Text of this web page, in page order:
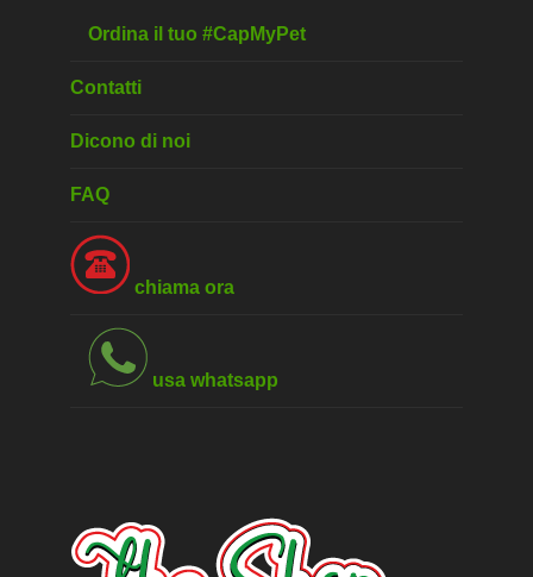
Ordina il tuo #CapMyPet
Contatti
Dicono di noi
FAQ
chiama ora
usa whatsapp